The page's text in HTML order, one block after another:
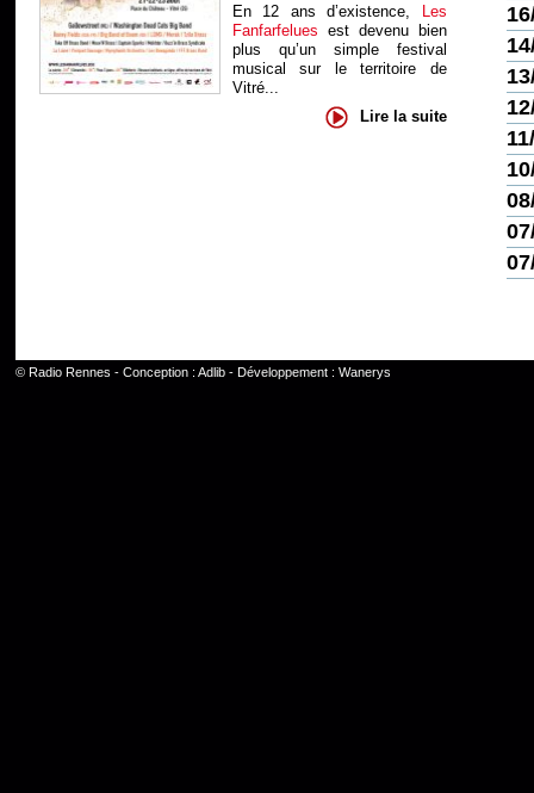
En 12 ans d’existence, Les
Fanfarfelues est devenu bien
plus qu’un simple festival
musical sur le territoire de
Vitré...
Lire la suite
© Radio Rennes - Conception : Adlib- Développement : Wanerys